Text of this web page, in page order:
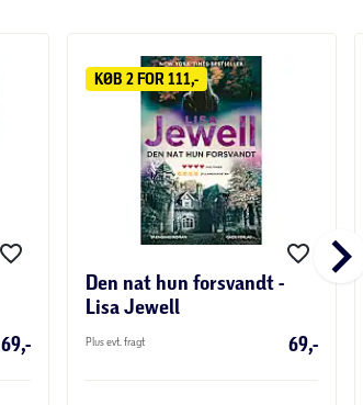
69,-
KØB 2 FOR 111,-
Den nat hun forsvandt -
Lisa Jewell
Plus evt. fragt 69,-